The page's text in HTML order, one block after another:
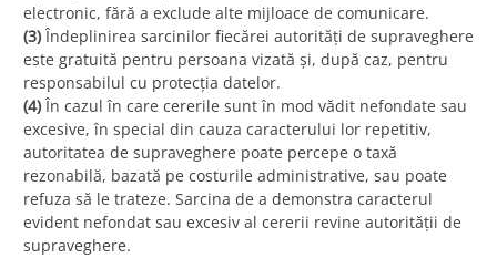
electronic, fără a exclude alte mijloace de comunicare.
(3) Îndeplinirea sarcinilor fiecărei autorități de supraveghere
este gratuită pentru persoana vizată și, după caz, pentru
responsabilul cu protecția datelor.
(4) În cazul în care cererile sunt în mod vădit nefondate sau
excesive, în special din cauza caracterului lor repetitiv,
autoritatea de supraveghere poate percepe o taxă
rezonabilă, bazată pe costurile administrative, sau poate
refuza să le trateze. Sarcina de a demonstra caracterul
evident nefondat sau excesiv al cererii revine autorității de
supraveghere.